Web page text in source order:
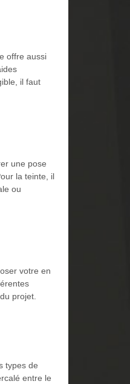
offre aussi
il faut
une pose
la teinte, il
ou
votre en
projet.
types de
entre le